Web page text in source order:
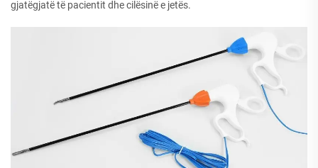
gjatëgjatë të pacientit dhe cilësinë e jetës.